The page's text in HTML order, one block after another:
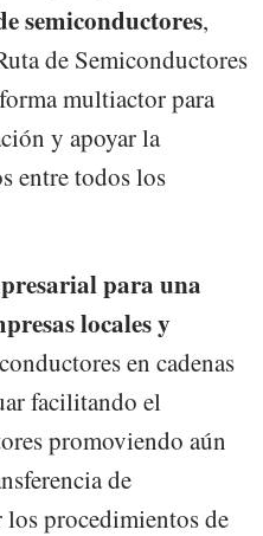
semiconductores,
de Semiconductores
multiactor para
y apoyar la
entre todos los
para una
locales y
en cadenas
facilitando el
promoviendo aún
de
procedimientos de